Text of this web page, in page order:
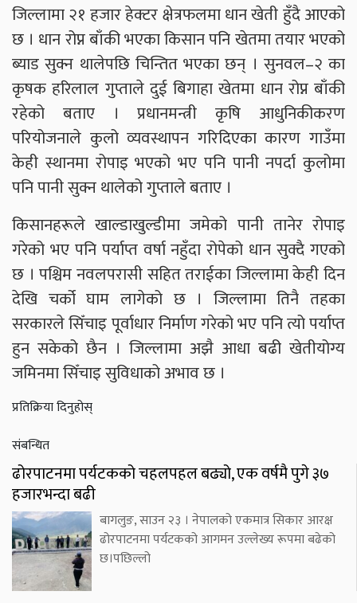
जिल्लामा २१ हजार हेक्टर क्षेत्रफलमा धान खेती हुँदै आएको
छ । धान रोप्न बाँकी भएका किसान पनि खेतमा तयार भएको
ब्याड सुक्न थालेपछि चिन्तित भएका छन् । सुनवल–२ का
कृषक हरिलाल गुप्ताले दुई बिगाहा खेतमा धान रोप्न बाँकी
रहेको बताए । प्रधानमन्त्री कृषि आधुनिकीकरण
परियोजनाले कुलो व्यवस्थापन गरिदिएका कारण गाउँमा
केही स्थानमा रोपाइ भएको भए पनि पानी नपर्दा कुलोमा
पनि पानी सुक्न थालेको गुप्ताले बताए ।
किसानहरूले खाल्डाखुल्डीमा जमेको पानी तानेर रोपाइ
गरेको भए पनि पर्याप्त वर्षा नहुँदा रोपेको धान सुक्दै गएको
छ । पश्चिम नवलपरासी सहित तराईका जिल्लामा केही दिन
देखि चर्को घाम लागेको छ । जिल्लामा तिनै तहका
सरकारले सिँचाइ पूर्वाधार निर्माण गरेको भए पनि त्यो पर्याप्त
हुन सकेको छैन । जिल्लामा अझै आधा बढी खेतीयोग्य
जमिनमा सिँचाइ सुविधाको अभाव छ ।
प्रतिक्रिया दिनुहोस्
संबन्धित
ढोरपाटनमा पर्यटकको चहलपहल बढ्यो, एक वर्षमै पुगे ३७
हजारभन्दा बढी
बागलुङ, साउन २३ । नेपालको एकमात्र सिकार आरक्ष
ढोरपाटनमा पर्यटकको आगमन उल्लेख्य रूपमा बढेको
छ।पछिल्लो